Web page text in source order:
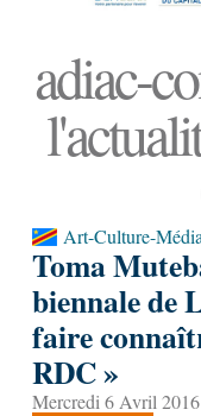
adiac-
Art-Culture-
Toma
biennale de
faire
RDC »
Mercredi 6 Avril